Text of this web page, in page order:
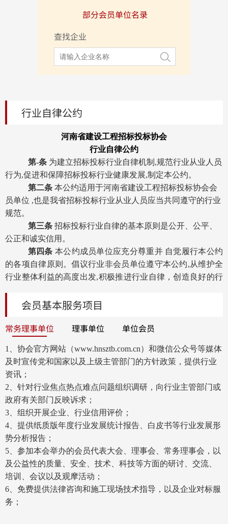
部分会员单位名录
查找企业
行业自律公约
河南省建设工程招标投标协会
行业自律公约
第-条为建立招标投标行业自律机制,规范行业从业人员
行为,促进和保障招标投标行业健康发展,制定本公约。
第二条本公约适用于河南省建设工程招标投标协会会
员单位 ,也是我省招标投标行业从业人员应当共同遵守的行业
规范。
第三条招标投标行业自律的基本原则是公开、公平、
公正和诚实信用。
第四条 本公约成员单位应充分尊重并 自觉履行本公约
的各项自律原则。倡议行业非会员单位遵守本公约,从维护全
行业整体利益的高度出发,积极推进行业自律，创造良好的行
第五条遵纪守法，自觉自律。严格执行国家有关建筑
市场管理及招标投标方面的法律法规和地方政府的有关规
定，自觉维护工程建设项目招标投标行业的正常秩序,依 法接
第六条依法代理 ,规范经营。 自觉维护行业和企业信
誉恪守行业公德和职业道德,在工程建设项目招标投标活动中
不出借、出卖、转让证照;不围标串标、不搞行业潜规则、不
违法转让代理业务。
第七条诚信为本,优质服务。坚持规范运作,不与招标人
或投标人串通弄虚作假、损害国家利益、社会公共利益或者
他人合法权益;不泄露招标中的秘密;严格执行有关收费规定,不
乱收费;践行服务承诺,重合同,守信誉。
第八条信守公开、公平、公正的原则。在招标投标活
动中努力做到以技术实力、管理水平、服务质量参与市场竞
争;自觉维护本行业利益;提倡企业间的友好合作和联合,加强交
流和相互学习,增 强竞争实力。坚决反对采取不正当手段扰乱
市场,搞恶性竞争。
会员基本服务项目
常务理事单位 理事单位 单位会员
1、协会官方网站（www.hnsztb.com.cn）和微信公众号等媒体
及时宣传党和国家以及上级主管部门的方针政策，提供行业
资讯；
2、针对行业焦点热点难点问题组织调研，向行业主管部门或
政府有关部门反映诉求；
3、组织开展企业、行业信用评价；
4、提供纸质版年度行业发展统计报告、白皮书等行业发展形
势分析报告；
5、参加本会举办的会员代表大会、理事会、常务理事会，以
及公益性的质量、安全、技术、科技等方面的研讨、交流、
培训、会议以及观摩活动；
6、免费提供法律咨询和施工现场技术指导，以及企业对标服
务；